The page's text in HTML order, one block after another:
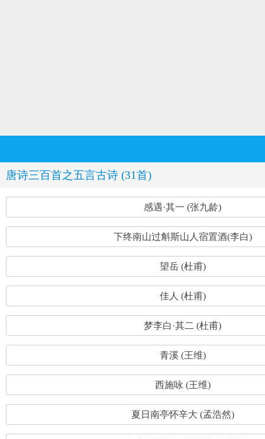
唐诗三百首之五言古诗 (31首)
感遇·其一 (张九龄)
下终南山过斛斯山人宿置酒(李白)
望岳 (杜甫)
佳人 (杜甫)
梦李白·其二 (杜甫)
青溪 (王维)
西施咏 (王维)
夏日南亭怀辛大 (孟浩然)